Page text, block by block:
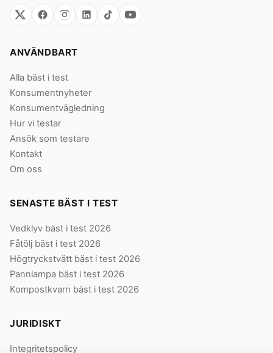
ANVÄNDBART
Alla bäst i test
Konsumentnyheter
Konsumentvägledning
Hur vi testar
Ansök som testare
Kontakt
Om oss
SENASTE BÄST I TEST
Vedklyv bäst i test 2026
Fåtölj bäst i test 2026
Högtryckstvätt bäst i test 2026
Pannlampa bäst i test 2026
Kompostkvarn bäst i test 2026
JURIDISKT
Integritetspolicy